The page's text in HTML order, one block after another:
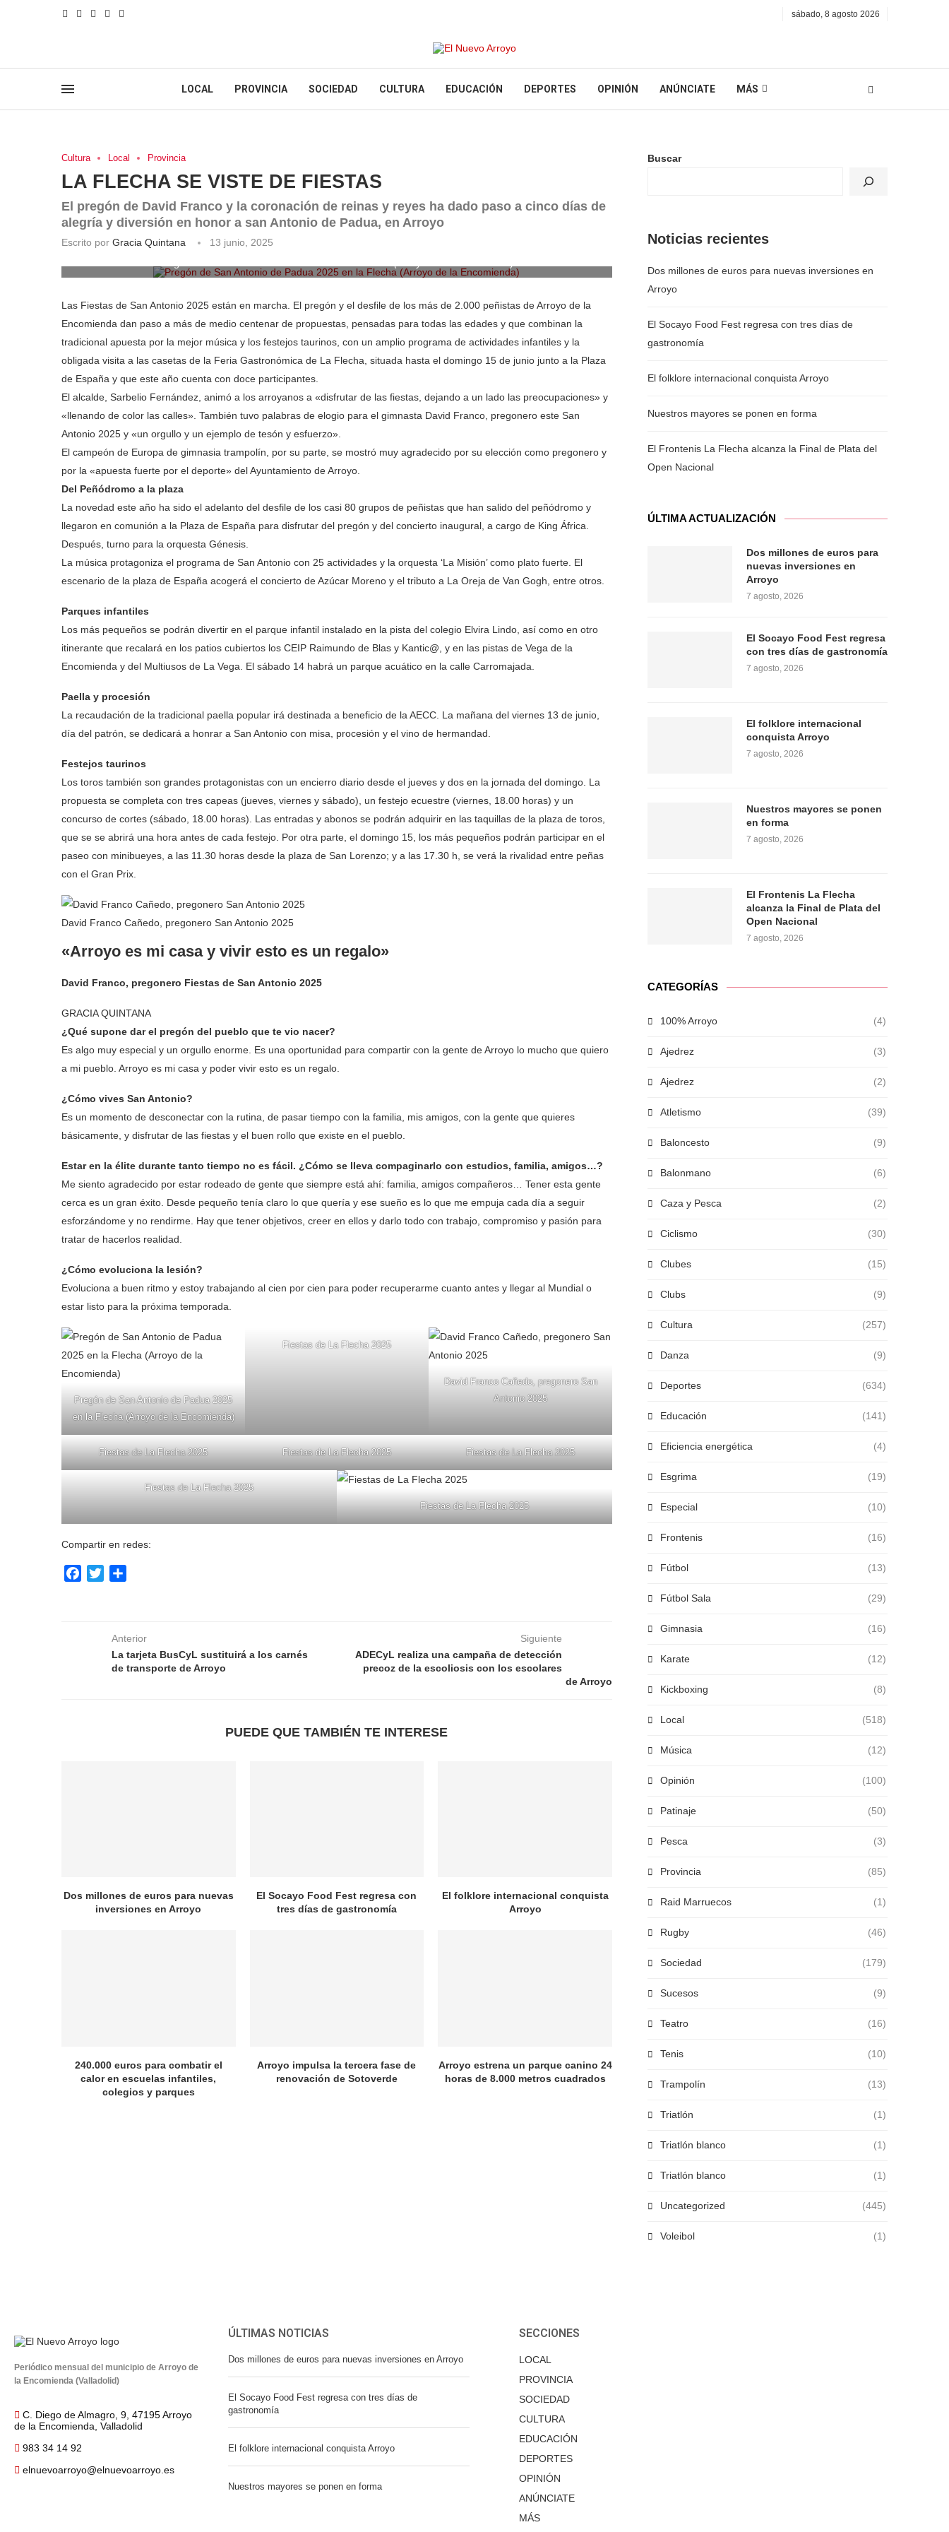
sábado, 8 agosto 2026
LOCAL PROVINCIA SOCIEDAD CULTURA EDUCACIÓN DEPORTES OPINIÓN ANÚNCIATE MÁS
Cultura Local Provincia
LA FLECHA SE VISTE DE FIESTAS
El pregón de David Franco y la coronación de reinas y reyes ha dado paso a cinco días de
alegría y diversión en honor a san Antonio de Padua, en Arroyo
Escrito por Gracia Quintana
13 junio, 2025
Las Fiestas de San Antonio 2025 están en marcha. El pregón y el desfile de los más de 2.000 peñistas de Arroyo de la
Encomienda dan paso a más de medio centenar de propuestas, pensadas para todas las edades y que combinan la
tradicional apuesta por la mejor música y los festejos taurinos, con un amplio programa de actividades infantiles y la
obligada visita a las casetas de la Feria Gastronómica de La Flecha, situada hasta el domingo 15 de junio junto a la Plaza
de España y que este año cuenta con doce participantes.
El alcalde, Sarbelio Fernández, animó a los arroyanos a «disfrutar de las fiestas, dejando a un lado las preocupaciones» y
«llenando de color las calles». También tuvo palabras de elogio para el gimnasta David Franco, pregonero este San
Antonio 2025 y «un orgullo y un ejemplo de tesón y esfuerzo».
El campeón de Europa de gimnasia trampolín, por su parte, se mostró muy agradecido por su elección como pregonero y
por la «apuesta fuerte por el deporte» del Ayuntamiento de Arroyo.
Del Peñódromo a la plaza
La novedad este año ha sido el adelanto del desfile de los casi 80 grupos de peñistas que han salido del peñódromo y
llegaron en comunión a la Plaza de España para disfrutar del pregón y del concierto inaugural, a cargo de King África.
Después, turno para la orquesta Génesis.
La música protagoniza el programa de San Antonio con 25 actividades y la orquesta ‘La Misión’ como plato fuerte. El
escenario de la plaza de España acogerá el concierto de Azúcar Moreno y el tributo a La Oreja de Van Gogh, entre otros.
Parques infantiles
Los más pequeños se podrán divertir en el parque infantil instalado en la pista del colegio Elvira Lindo, así como en otro
itinerante que recalará en los patios cubiertos los CEIP Raimundo de Blas y Kantic@, y en las pistas de Vega de la
Encomienda y del Multiusos de La Vega. El sábado 14 habrá un parque acuático en la calle Carromajada.
Paella y procesión
La recaudación de la tradicional paella popular irá destinada a beneficio de la AECC. La mañana del viernes 13 de junio,
día del patrón, se dedicará a honrar a San Antonio con misa, procesión y el vino de hermandad.
Festejos taurinos
Los toros también son grandes protagonistas con un encierro diario desde el jueves y dos en la jornada del domingo. La
propuesta se completa con tres capeas (jueves, viernes y sábado), un festejo ecuestre (viernes, 18.00 horas) y un
concurso de cortes (sábado, 18.00 horas). Las entradas y abonos se podrán adquirir en las taquillas de la plaza de toros,
que se se abrirá una hora antes de cada festejo. Por otra parte, el domingo 15, los más pequeños podrán participar en el
paseo con minibueyes, a las 11.30 horas desde la plaza de San Lorenzo; y a las 17.30 h, se verá la rivalidad entre peñas
con el Gran Prix.
David Franco Cañedo, pregonero San Antonio 2025
«Arroyo es mi casa y vivir esto es un regalo»
David Franco, pregonero Fiestas de San Antonio 2025
GRACIA QUINTANA
¿Qué supone dar el pregón del pueblo que te vio nacer?
Es algo muy especial y un orgullo enorme. Es una oportunidad para compartir con la gente de Arroyo lo mucho que quiero
a mi pueblo. Arroyo es mi casa y poder vivir esto es un regalo.
¿Cómo vives San Antonio?
Es un momento de desconectar con la rutina, de pasar tiempo con la familia, mis amigos, con la gente que quieres
básicamente, y disfrutar de las fiestas y el buen rollo que existe en el pueblo.
Estar en la élite durante tanto tiempo no es fácil. ¿Cómo se lleva compaginarlo con estudios, familia, amigos…?
Me siento agradecido por estar rodeado de gente que siempre está ahí: familia, amigos compañeros… Tener esta gente
cerca es un gran éxito. Desde pequeño tenía claro lo que quería y ese sueño es lo que me empuja cada día a seguir
esforzándome y no rendirme. Hay que tener objetivos, creer en ellos y darlo todo con trabajo, compromiso y pasión para
tratar de hacerlos realidad.
¿Cómo evoluciona la lesión?
Evoluciona a buen ritmo y estoy trabajando al cien por cien para poder recuperarme cuanto antes y llegar al Mundial o
estar listo para la próxima temporada.
Pregón de San Antonio de Padua 2025
en la Flecha (Arroyo de la Encomienda)
Fiestas de La Flecha 2025
David Franco Cañedo, pregonero San
Antonio 2025
Fiestas de La Flecha 2025 Fiestas de La Flecha 2025 Fiestas de La Flecha 2025
Fiestas de La Flecha 2025
Fiestas de La Flecha 2025
Compartir en redes:
Facebook
Twitter
Anterior
La tarjeta BusCyL sustituirá a los carnés
de transporte de Arroyo
Siguiente
ADECyL realiza una campaña de detección
precoz de la escoliosis con los escolares
de Arroyo
PUEDE QUE TAMBIÉN TE INTERESE
Dos millones de euros para nuevas
inversiones en Arroyo
El Socayo Food Fest regresa con
tres días de gastronomía
El folklore internacional conquista
Arroyo
240.000 euros para combatir el
calor en escuelas infantiles,
colegios y parques
Arroyo impulsa la tercera fase de
renovación de Sotoverde
Arroyo estrena un parque canino 24
horas de 8.000 metros cuadrados
Buscar
Noticias recientes
Dos millones de euros para nuevas inversiones en
Arroyo
El Socayo Food Fest regresa con tres días de
gastronomía
El folklore internacional conquista Arroyo
Nuestros mayores se ponen en forma
El Frontenis La Flecha alcanza la Final de Plata del
Open Nacional
ÚLTIMA ACTUALIZACIÓN
Dos millones de euros para
nuevas inversiones en
Arroyo
7 agosto, 2026
El Socayo Food Fest regresa
con tres días de gastronomía
7 agosto, 2026
El folklore internacional
conquista Arroyo
7 agosto, 2026
Nuestros mayores se ponen
en forma
7 agosto, 2026
El Frontenis La Flecha
alcanza la Final de Plata del
Open Nacional
7 agosto, 2026
CATEGORÍAS
100% Arroyo (4)
Ajedrez (3)
Ajedrez (2)
Atletismo (39)
Baloncesto (9)
Balonmano (6)
Caza y Pesca (2)
Ciclismo (30)
Clubes (15)
Clubs (9)
Cultura (257)
Danza (9)
Deportes (634)
Educación (141)
Eficiencia energética (4)
Esgrima (19)
Especial (10)
Frontenis (16)
Fútbol (13)
Fútbol Sala (29)
Gimnasia (16)
Karate (12)
Kickboxing (8)
Local (518)
Música (12)
Opinión (100)
Patinaje (50)
Pesca (3)
Provincia (85)
Raid Marruecos (1)
Rugby (46)
Sociedad (179)
Sucesos (9)
Teatro (16)
Tenis (10)
Trampolín (13)
Triatlón (1)
Triatlón blanco (1)
Triatlón blanco (1)
Uncategorized (445)
Voleibol (1)
Periódico mensual del municipio de Arroyo de
la Encomienda (Valladolid)
C. Diego de Almagro, 9, 47195 Arroyo
de la Encomienda, Valladolid
983 34 14 92
elnuevoarroyo@elnuevoarroyo.es
ÚLTIMAS NOTICIAS
Dos millones de euros para nuevas inversiones en Arroyo
El Socayo Food Fest regresa con tres días de
gastronomía
El folklore internacional conquista Arroyo
Nuestros mayores se ponen en forma
SECCIONES
LOCAL
PROVINCIA
SOCIEDAD
CULTURA
EDUCACIÓN
DEPORTES
OPINIÓN
ANÚNCIATE
MÁS